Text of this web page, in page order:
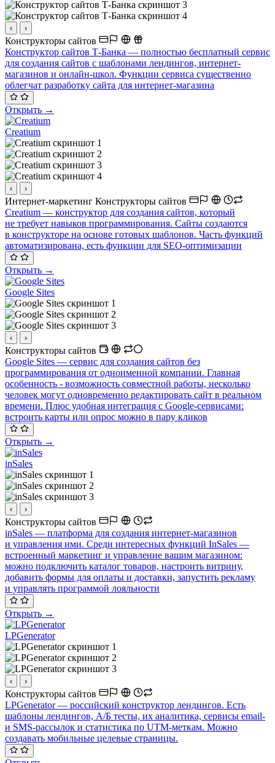
‹ ›
Конструкторы сайтов
Конструктор сайтов Т-Банка — полностью бесплатный сервис
для создания сайтов с шаблонами лендингов, интернет-
магазинов и онлайн-школ. Функции сервиса существенно
облегчат разработку сайта для интернет-магазина
Открыть →
Creatium
‹ ›
Интернет-маркетинг Конструкторы сайтов
Creatium — конструктор для создания сайтов, который
не требует навыков программирования. Сайты создаются
в конструкторе на основе готовых шаблонов. Часть функций
автоматизирована, есть функции для SEO-оптимизации
Открыть →
Google Sites
‹ ›
Конструкторы сайтов
Google Sites — сервис для создания сайтов без
программирования от одноименной компании. Главная
особенность - возможность совместной работы, несколько
человек могут одновременно редактировать сайт в реальном
времени. Плюс удобная интеграция с Google-сервисами:
встроить карты или опрос можно в пару кликов
Открыть →
inSales
‹ ›
Конструкторы сайтов
inSales — платформа для создания интернет-магазинов
и управления ими. Среди интересных функций InSales —
встроенный маркетинг и управление вашим магазином:
можно подключить каталог товаров, настроить витрину,
добавить формы для оплаты и доставки, запустить рекламу
и управлять программой лояльности
Открыть →
LPGenerator
‹ ›
Конструкторы сайтов
LPGenerator — российский конструктор лендингов. Есть
шаблоны лендингов, А/Б тесты, их аналитика, сервисы email-
и SMS-рассылок и статистика по UTM-меткам. Можно
создавать мобильные целевые страницы.